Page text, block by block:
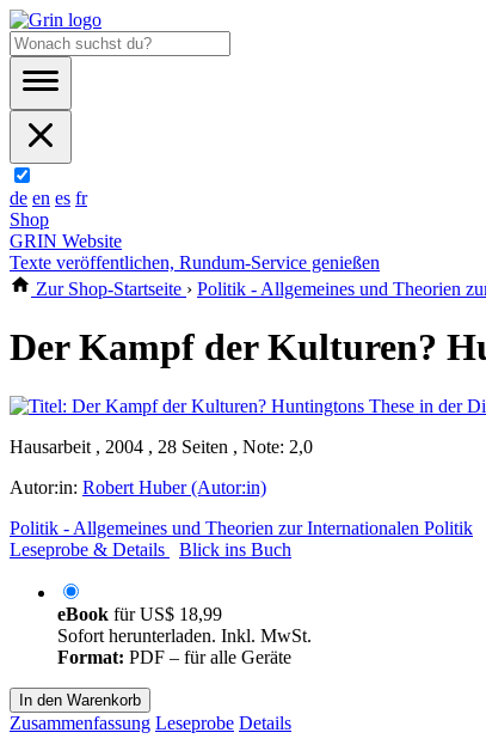
de en es fr
Shop
GRIN Website
Texte veröffentlichen, Rundum-Service genießen
Zur Shop-Startseite › Politik - Allgemeines und Theorien
Der Kampf der Kulturen?
Hausarbeit , 2004 , 28 Seiten , Note: 2,0
Autor:in: Robert Huber (Autor:in)
Politik - Allgemeines und Theorien zur Internationalen Politik
Leseprobe & Details
Blick ins Buch
eBook fürUS$ 18,99
Sofort herunterladen. Inkl. MwSt.
Format: PDF – für alle Geräte
In den Warenkorb
Zusammenfassung Leseprobe Details